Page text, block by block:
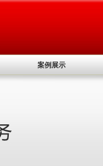
案例展示